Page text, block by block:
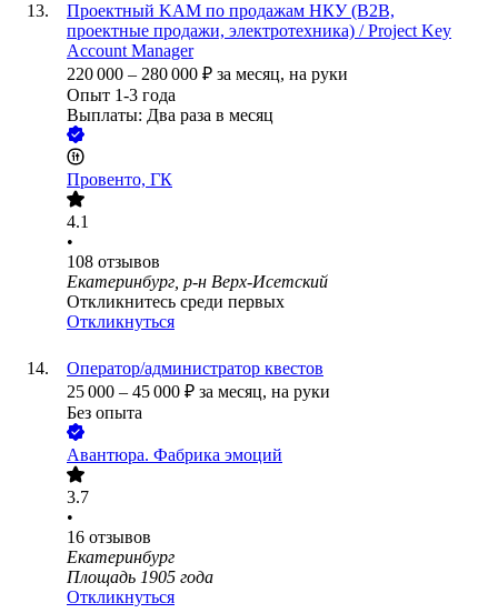
Проектный KAM по продажам НКУ (B2B,
проектные продажи, электротехника) / Project Key
Account Manager
220 000 – 280 000 ₽ за месяц, на руки
Опыт 1-3 года
Выплаты: Два раза в месяц
Провенто, ГК
4.1
•
108 отзывов
Екатеринбург, р-н Верх-Исетский
Откликнитесь среди первых
Откликнуться
Оператор/администратор квестов
25 000 – 45 000 ₽ за месяц, на руки
Без опыта
Авантюра. Фабрика эмоций
3.7
•
16 отзывов
Екатеринбург
Площадь 1905 года
Откликнуться